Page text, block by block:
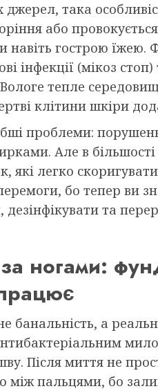
така
або
навіть гострою їжею.
інфекції (мікоз
тепле
клітини шкіри
проблеми:
Але в більшості
які легко
бо тепер ви
дезінфікувати та
ногами:
банальність, а
Після миття не
між пальцями, бо